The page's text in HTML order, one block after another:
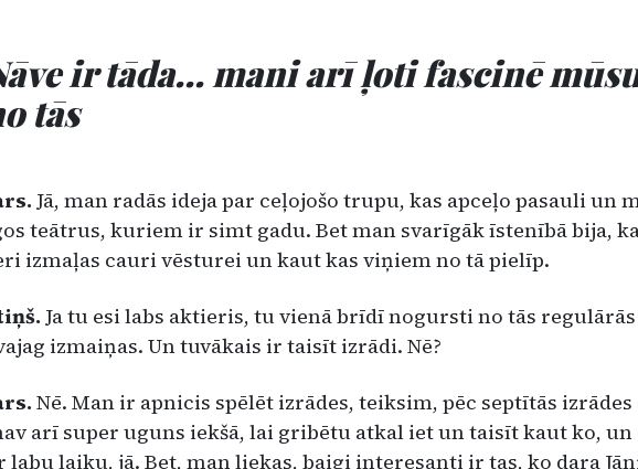
ir tāda… mani arī ļoti fascinē
tās
Jā, man radās ideja par ceļojošo tru­pu, kas apceļo pasauli un
te­ātrus, kuriem ir simt gadu. Bet man svarīgāk īste­nībā bija,
izmaļas cauri vēsturei un kaut kas viņiem no tā pielīp.
Ja tu esi labs aktieris, tu vienā brīdī nogursti no tās regulārās
iz­maiņas. Un tuvākais ir taisīt izrādi. Nē?
Nē. Man ir apnicis spēlēt izrādes, teiksim, pēc septītās izrādes
arī super uguns iekšā, lai gribētu atkal iet un tai­sīt kaut ko, un
labu laiku, jā. Bet, man liekas, baigi interesanti ir tas, ko dara